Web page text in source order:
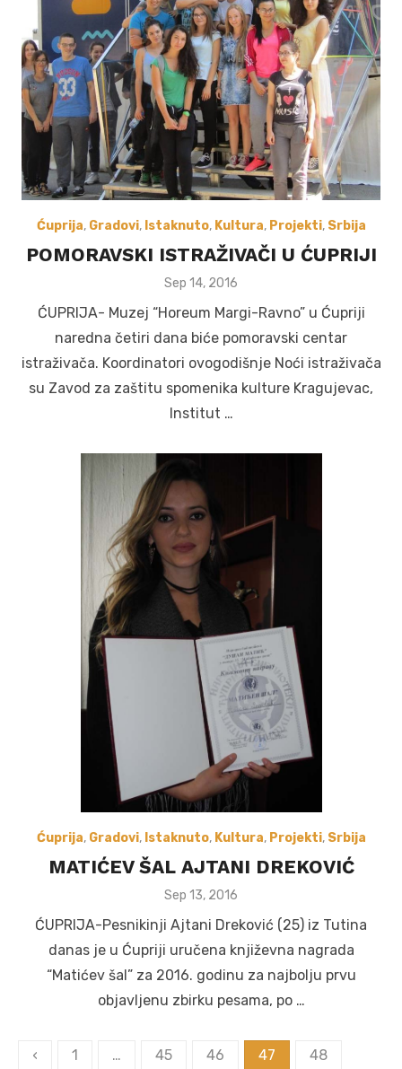
Ćuprija, Gradovi, Istaknuto, Kultura, Projekti, Srbija
POMORAVSKI ISTRAŽIVAČI U ĆUPRIJI
Posted
Sep 14, 2016
ĆUPRIJA- Muzej “Horeum Margi-Ravno” u Ćupriji
naredna četiri dana biće pomoravski centar
istraživača. Koordinatori ovogodišnje Noći istraživača
su Zavod za zaštitu spomenika kulture Kragujevac,
Institut …
Ćuprija, Gradovi, Istaknuto, Kultura, Projekti, Srbija
MATIĆEV ŠAL AJTANI DREKOVIĆ
Posted
Sep 13, 2016
ĆUPRIJA-Pesnikinji Ajtani Dreković (25) iz Tutina
danas je u Ćupriji uručena književna nagrada
“Matićev šal” za 2016. godinu za najbolju prvu
objavljenu zbirku pesama, po …
Posts
‹ 1 … 45 46 47
48